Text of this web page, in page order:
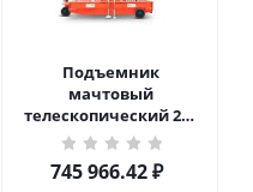
Подъемник
мачтовый
телескопический 200
кг 10 м TOR GTWY10-
200S DC 2-мачтовый
(автономный) (N) в
745 966.42₽